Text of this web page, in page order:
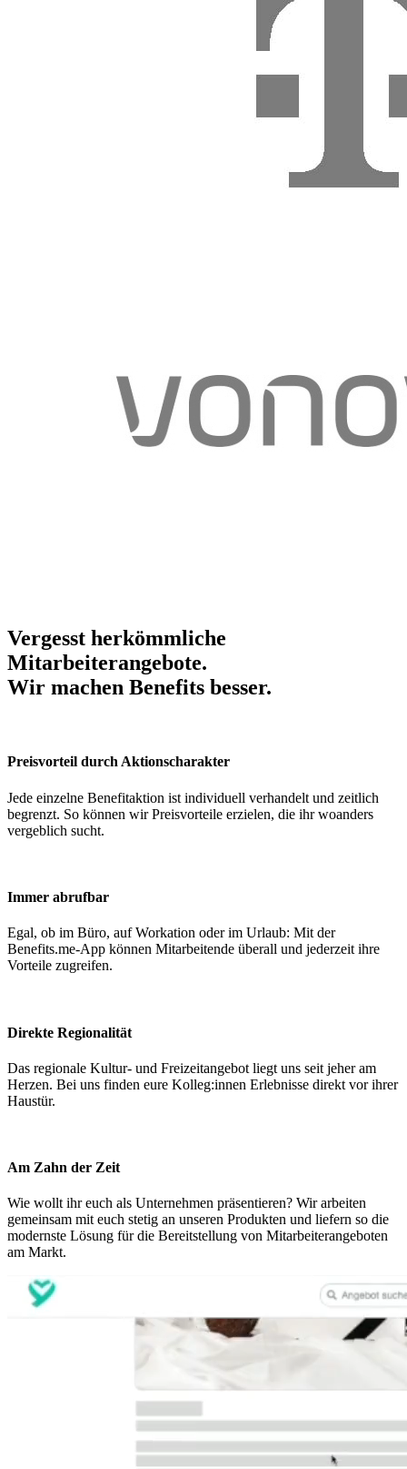
Vergesst herkömmliche
Mitarbeiterangebote.
Wir machen Benefits besser.
Preisvorteil durch Aktionscharakter
Jede einzelne Benefitaktion ist individuell verhandelt und zeitlich
begrenzt. So können wir Preisvorteile erzielen, die ihr woanders
vergeblich sucht.
Immer abrufbar
Egal, ob im Büro, auf Workation oder im Urlaub: Mit der
Benefits.me-App können Mitarbeitende überall und jederzeit ihre
Vorteile zugreifen.
Direkte Regionalität
Das regionale Kultur- und Freizeitangebot liegt uns seit jeher am
Herzen. Bei uns finden eure Kolleg:innen Erlebnisse direkt vor ihrer
Haustür.
Am Zahn der Zeit
Wie wollt ihr euch als Unternehmen präsentieren? Wir arbeiten
gemeinsam mit euch stetig an unseren Produkten und liefern so die
modernste Lösung für die Bereitstellung von Mitarbeiterangeboten
am Markt.